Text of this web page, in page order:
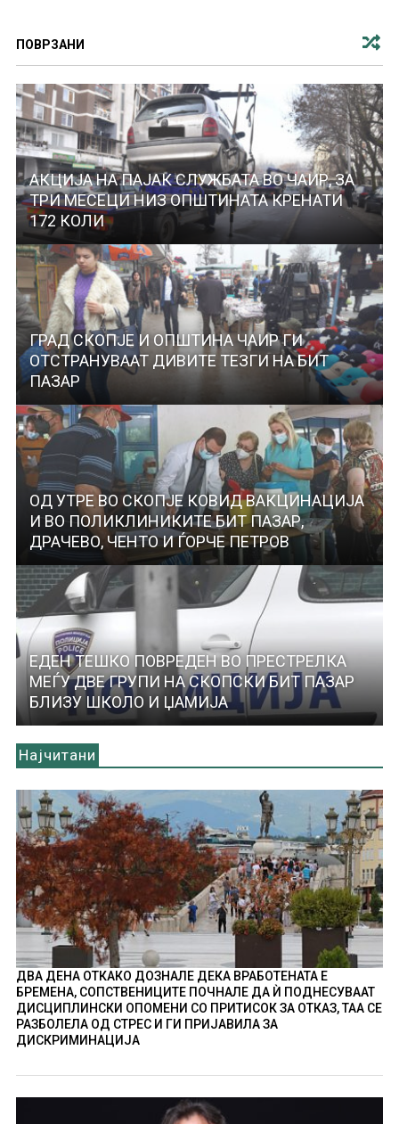
ПОВРЗАНИ
АКЦИЈА НА ПАЈАК СЛУЖБАТА ВО ЧАИР, ЗА
ТРИ МЕСЕЦИ НИЗ ОПШТИНАТА КРЕНАТИ
172 КОЛИ
ГРАД СКОПЈЕ И ОПШТИНА ЧАИР ГИ
ОТСТРАНУВААТ ДИВИТЕ ТЕЗГИ НА БИТ
ПАЗАР
ОД УТРЕ ВО СКОПЈЕ КОВИД ВАКЦИНАЦИЈА
И ВО ПОЛИКЛИНИКИТЕ БИТ ПАЗАР,
ДРАЧЕВО, ЧЕНТО И ЃОРЧЕ ПЕТРОВ
ЕДЕН ТЕШКО ПОВРЕДЕН ВО ПРЕСТРЕЛКА
МЕЃУ ДВЕ ГРУПИ НА СКОПСКИ БИТ ПАЗАР
БЛИЗУ ШКОЛО И ЏАМИЈА
Најчитани
ДВА ДЕНА ОТКАКО ДОЗНАЛЕ ДЕКА ВРАБОТЕНАТА Е
БРЕМЕНА, СОПСТВЕНИЦИТЕ ПОЧНАЛЕ ДА Ѝ ПОДНЕСУВААТ
ДИСЦИПЛИНСКИ ОПОМЕНИ СО ПРИТИСОК ЗА ОТКАЗ, ТАА СЕ
РАЗБОЛЕЛА ОД СТРЕС И ГИ ПРИЈАВИЛА ЗА
ДИСКРИМИНАЦИЈА